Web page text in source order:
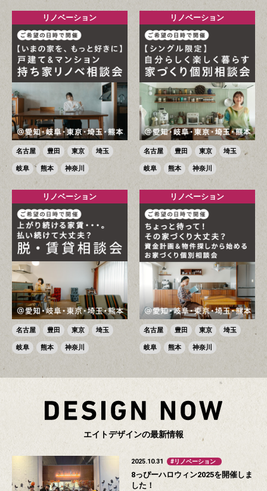
リノベーション
名古屋 豊田 東京 埼玉
岐阜 熊本 神奈川
リノベーション
名古屋 豊田 東京 埼玉
岐阜 熊本 神奈川
リノベーション
名古屋 豊田 東京 埼玉
岐阜 熊本 神奈川
リノベーション
名古屋 豊田 東京 埼玉
岐阜 熊本 神奈川
エイ トデザインの最新情報
2025.10.31 リノベーション
8っぴーハロウィン2025を開催しま
した！